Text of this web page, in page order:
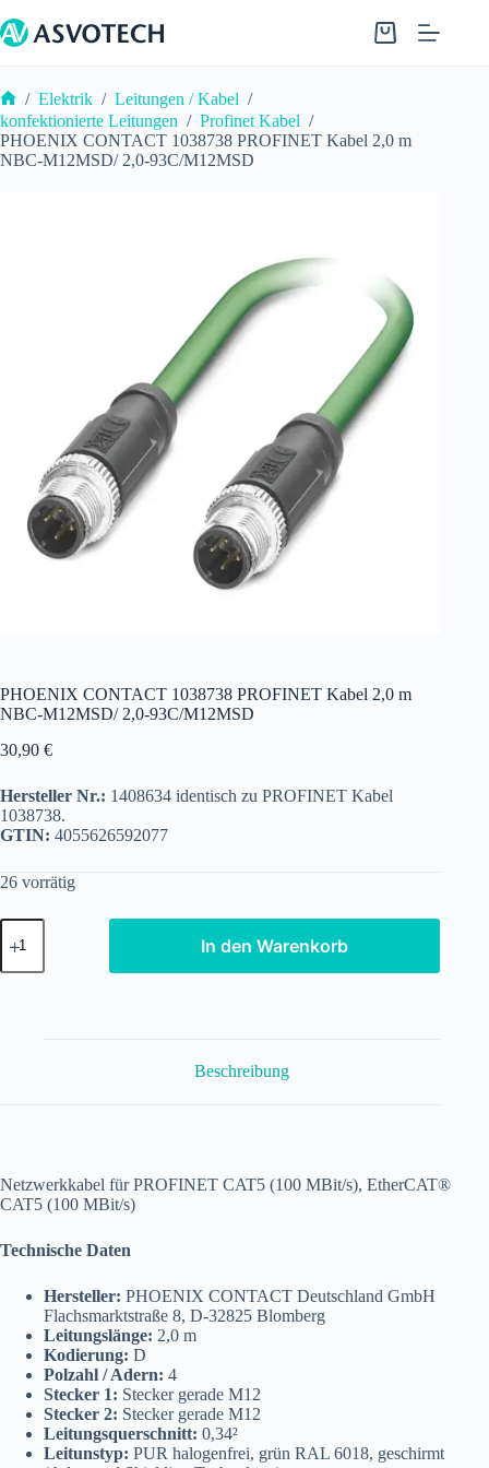
Inhalt
springen
Warenkorb
Start
/ Elektrik / Leitungen / Kabel /
konfektionierte Leitungen / Profinet Kabel /
PHOENIX CONTACT 1038738 PROFINET Kabel 2,0 m
NBC-M12MSD/ 2,0-93C/M12MSD
PHOENIX CONTACT 1038738 PROFINET Kabel 2,0 m
NBC-M12MSD/ 2,0-93C/M12MSD
30,90 €
Hersteller Nr.: 1408634 identisch zu PROFINET Kabel
1038738.
GTIN: 4055626592077
26 vorrätig
PHOENIX
CONTACT
In den Warenkorb
Beschreibung
Netzwerkkabel für PROFINET CAT5 (100 MBit/s), EtherCAT®
CAT5 (100 MBit/s)
Technische Daten
Hersteller: PHOENIX CONTACT Deutschland GmbH
Flachsmarktstraße 8, D-32825 Blomberg
Leitungslänge: 2,0 m
Kodierung: D
Polzahl / Adern: 4
Stecker 1: Stecker gerade M12
Stecker 2: Stecker gerade M12
Leitungsquerschnitt: 0,34²
Leitunstyp: PUR halogenfrei, grün RAL 6018, geschirmt